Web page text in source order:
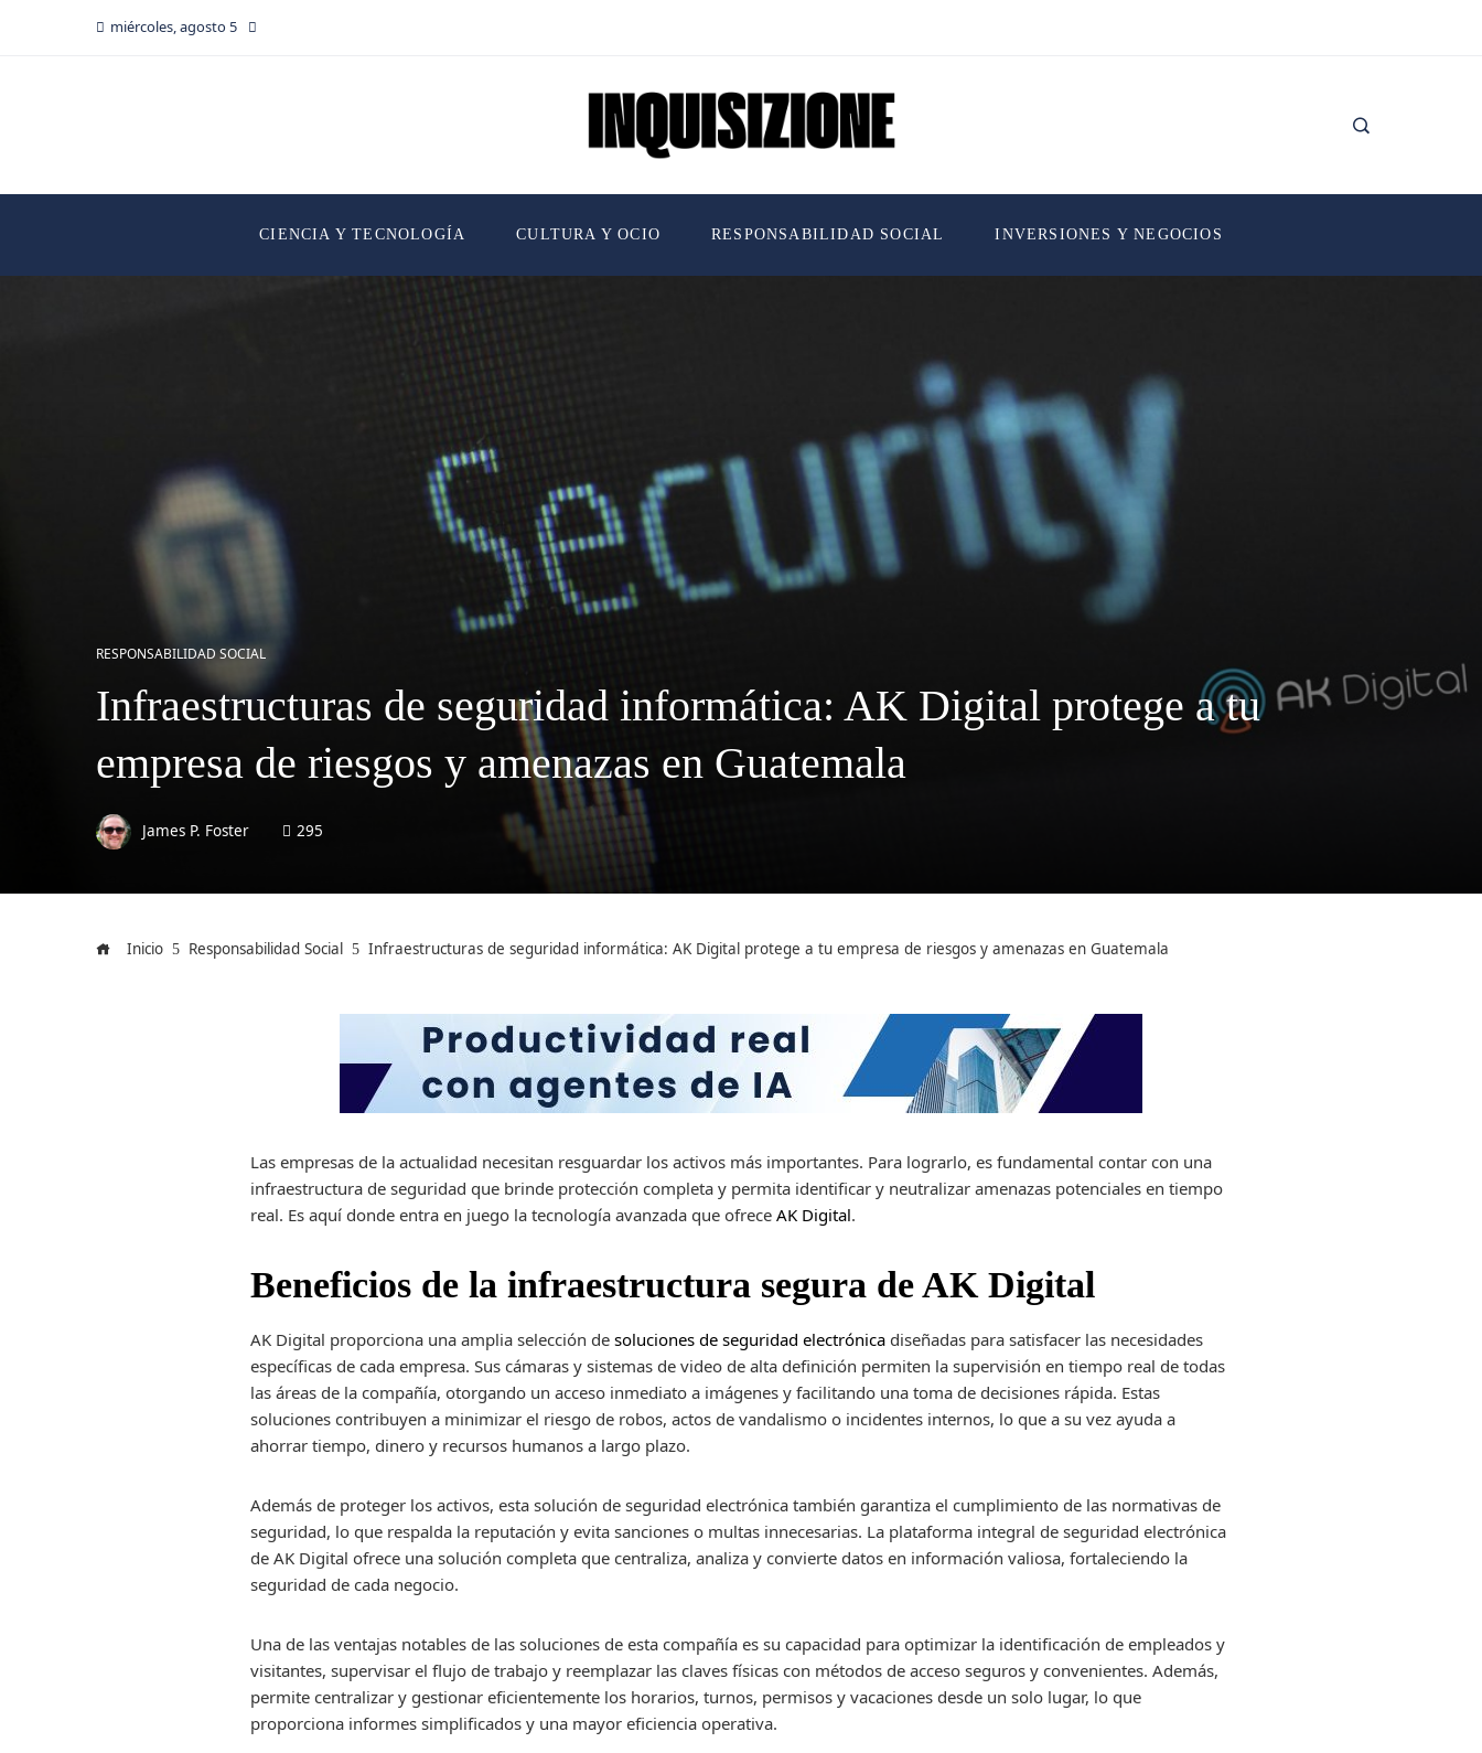
miércoles, agosto 5
CIENCIA Y TECNOLOGÍA CULTURA Y OCIO RESPONSABILIDAD SOCIAL INVERSIONES Y NEGOCIOS
RESPONSABILIDAD SOCIAL
Infraestructuras de seguridad informática: AK Digital protege a tu
empresa de riesgos y amenazas en Guatemala
James P. Foster 295
Inicio Responsabilidad Social Infraestructuras de seguridad informática: AK Digital protege a tu empresa de riesgos y amenazas en Guatemala
Las empresas de la actualidad necesitan resguardar los activos más importantes. Para lograrlo, es fundamental contar con una
infraestructura de seguridad que brinde protección completa y permita identificar y neutralizar amenazas potenciales en tiempo
real. Es aquí donde entra en juego la tecnología avanzada que ofreceAK Digital.
Beneficios de la infraestructura segura de AK Digital
AK Digital proporciona una amplia selección desoluciones de seguridad electrónica diseñadas para satisfacer las necesidades
específicas de cada empresa. Sus cámaras y sistemas de video de alta definición permiten la supervisión en tiempo real de todas
las áreas de la compañía, otorgando un acceso inmediato a imágenes y facilitando una toma de decisiones rápida. Estas
soluciones contribuyen a minimizar el riesgo de robos, actos de vandalismo o incidentes internos, lo que a su vez ayuda a
ahorrar tiempo, dinero y recursos humanos a largo plazo.
Además de proteger los activos, esta solución de seguridad electrónica también garantiza el cumplimiento de las normativas de
seguridad, lo que respalda la reputación y evita sanciones o multas innecesarias. La plataforma integral de seguridad electrónica
de AK Digital ofrece una solución completa que centraliza, analiza y convierte datos en información valiosa, fortaleciendo la
seguridad de cada negocio.
Una de las ventajas notables de las soluciones de esta compañía es su capacidad para optimizar la identificación de empleados y
visitantes, supervisar el flujo de trabajo y reemplazar las claves físicas con métodos de acceso seguros y convenientes. Además,
permite centralizar y gestionar eficientemente los horarios, turnos, permisos y vacaciones desde un solo lugar, lo que
proporciona informes simplificados y una mayor eficiencia operativa.